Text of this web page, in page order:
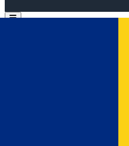
Open main menu